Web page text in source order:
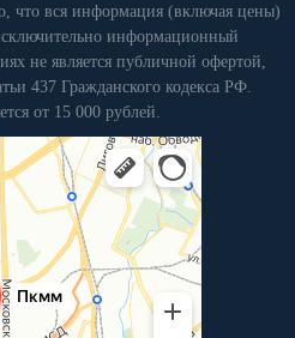
что вся информация (включая цены)
информационный
не является публичной офертой,
437 Гражданского кодекса РФ.
от 15 000 рублей.